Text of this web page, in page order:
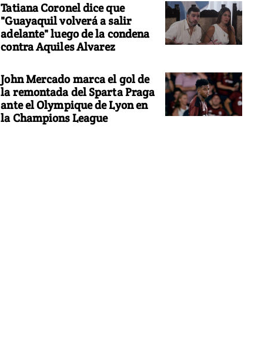
Tatiana Coronel dice que
"Guayaquil volverá a salir
adelante" luego de la condena
contra Aquiles Alvarez
John Mercado marca el gol de
la remontada del Sparta Praga
ante el Olympique de Lyon en
la Champions League